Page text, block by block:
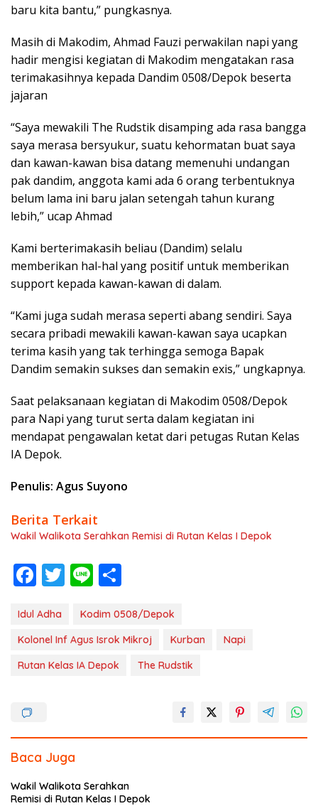
baru kita bantu,” pungkasnya.
Masih di Makodim, Ahmad Fauzi perwakilan napi yang
hadir mengisi kegiatan di Makodim mengatakan rasa
terimakasihnya kepada Dandim 0508/Depok beserta
jajaran
“Saya mewakili The Rudstik disamping ada rasa bangga
saya merasa bersyukur, suatu kehormatan buat saya
dan kawan-kawan bisa datang memenuhi undangan
pak dandim, anggota kami ada 6 orang terbentuknya
belum lama ini baru jalan setengah tahun kurang
lebih,” ucap Ahmad
Kami berterimakasih beliau (Dandim) selalu
memberikan hal-hal yang positif untuk memberikan
support kepada kawan-kawan di dalam.
“Kami juga sudah merasa seperti abang sendiri. Saya
secara pribadi mewakili kawan-kawan saya ucapkan
terima kasih yang tak terhingga semoga Bapak
Dandim semakin sukses dan semakin exis,” ungkapnya.
Saat pelaksanaan kegiatan di Makodim 0508/Depok
para Napi yang turut serta dalam kegiatan ini
mendapat pengawalan ketat dari petugas Rutan Kelas
IA Depok.
Penulis: Agus Suyono
Berita Terkait
Wakil Walikota Serahkan Remisi di Rutan Kelas I Depok
F
e
b
o
T
itt
er
Li
e ar
e
Idul Adha
Kodim 0508/Depok
Kolonel Inf Agus Isrok Mikroj
Kurban
Napi
Rutan Kelas IA Depok
The Rudstik
Baca Juga
Wakil Walikota Serahkan
Remisi di Rutan Kelas I Depok